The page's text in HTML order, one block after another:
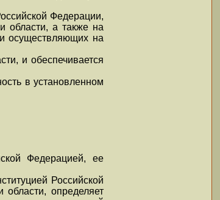
Федерации,
области, а также на
осуществляющих на
и обеспечивается
в установленном
Федерацией, ее
Российской
определяет